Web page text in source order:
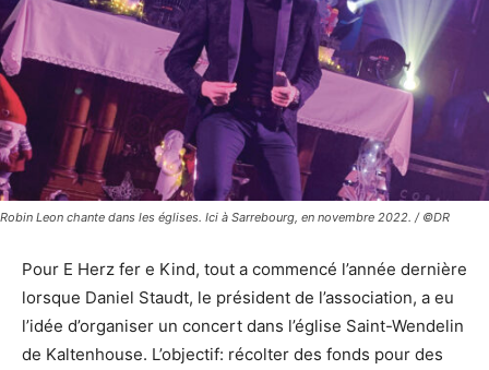
Robin Leon chante dans les églises. Ici à Sarrebourg, en novembre 2022. / ©DR
Pour E Herz fer e Kind, tout a commencé l’année dernière
lorsque Daniel Staudt, le président de l’association, a eu
l’idée d’organiser un concert dans l’église Saint-Wendelin
de Kaltenhouse. L’objectif: récolter des fonds pour des